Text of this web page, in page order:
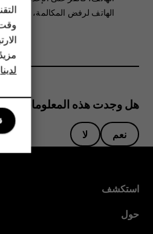
الهاتف لرفض المكالمة، وقم
هل وجدت هذه المعلومات
نعم لا
استكشف
حول
لدينا